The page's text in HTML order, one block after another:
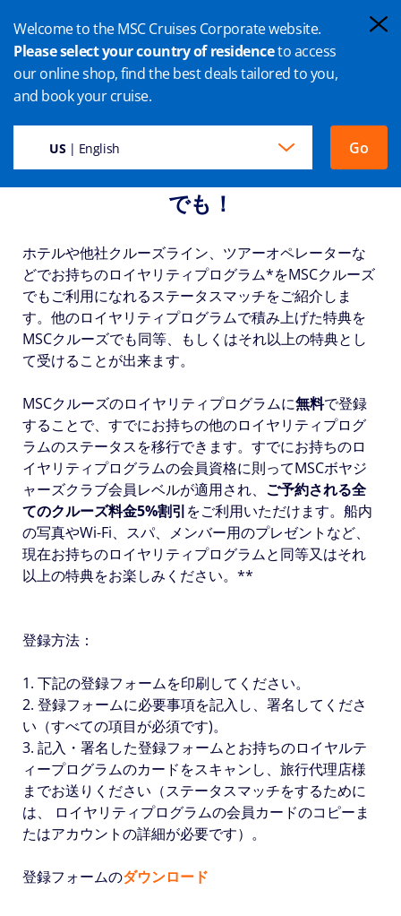
Welcome to the MSC Cruises Corporate website.
Please select your country of residenceto access
our online shop, find the best deals tailored to you,
and book your cruise.
US| English Go
使い慣れた会員資格をMSCクルーズ
でも！
ホテルや他社クルーズライン、ツアーオペレーターな
どでお持ちのロイヤリティプログラム*をMSCクルーズ
でもご利用になれるステータスマッチをご紹介しま
す。他のロイヤリティプログラムで積み上げた特典を
MSCクルーズでも同等、もしくはそれ以上の特典とし
て受けることが出来ます。
MSCクルーズのロイヤリティプログラムに無料で登録
することで、すでにお持ちの他のロイヤリティプログ
ラムのステータスを移行できます。すでにお持ちのロ
イヤリティプログラムの会員資格に則ってMSCボヤジ
ャーズクラブ会員レベルが適用され、 ご予約される全
てのクルーズ料金5%割引をご利用いただけます。船内
の写真やWi-Fi、スパ、メンバー用のプレゼントなど、
現在お持ちのロイヤリティプログラムと同等又はそれ
以上の特典をお楽しみください。**
登録方法：
1. 下記の登録フォームを印刷してください。
2. 登録フォームに必要事項を記入し、署名してくださ
い（すべての項目が必須です)。
3. 記入・署名した登録フォームとお持ちのロイヤルテ
ィープログラムのカードをスキャンし、旅行代理店様
までお送りください（ステータスマッチをするために
は、 ロイヤリティプログラムの会員カードのコピーま
たはアカウントの詳細が必要です）。
登録フォームのダウンロード